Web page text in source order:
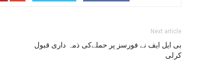
Next article
بی ایل ایف نے فورسز پر حملےکی ذمہ داری قبول
کرلی